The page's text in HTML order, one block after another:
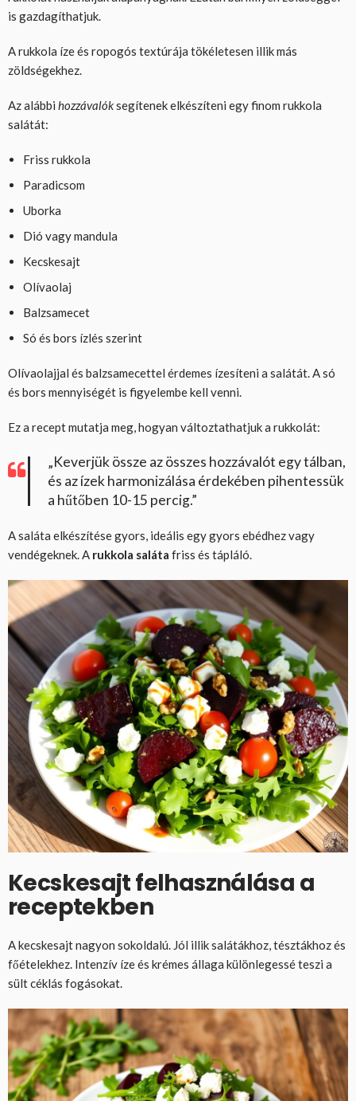
is gazdagíthatjuk.
A rukkola íze és ropogós textúrája tökéletesen illik más
zöldségekhez.
Az alábbi hozzávalóksegítenek elkészíteni egy finom rukkola
salátát:
Friss rukkola
Paradicsom
Uborka
Dió vagy mandula
Kecskesajt
Olívaolaj
Balzsamecet
Só és bors ízlés szerint
Olívaolajjal és balzsamecettel érdemes ízesíteni a salátát. A só
és bors mennyiségét is figyelembe kell venni.
Ez a recept mutatja meg, hogyan változtathatjuk a rukkolát:
„Keverjük össze az összes hozzávalót egy tálban,
és az ízek harmonizálása érdekében pihentessük
a hűtőben 10-15 percig.”
A saláta elkészítése gyors, ideális egy gyors ebédhez vagy
vendégeknek. A rukkola saláta friss és tápláló.
Kecskesajt felhasználása a
receptekben
A kecskesajt nagyon sokoldalú. Jól illik salátákhoz, tésztákhoz és
főételekhez. Intenzív íze és krémes állaga különlegessé teszi a
sült céklás fogásokat.